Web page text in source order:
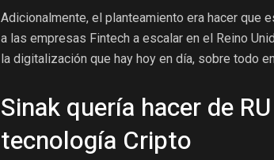
Adicionalmente, el planteamiento era hacer que
a las empresas Fintech a escalar en el Reino
la digitalización que hay hoy en día, sobre todo
Sinak quería hacer de
tecnología Cripto